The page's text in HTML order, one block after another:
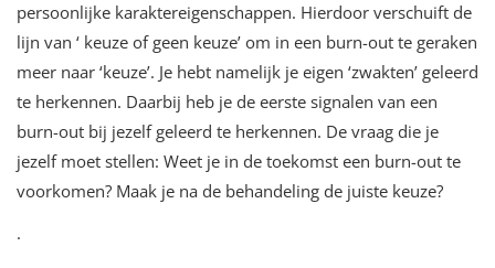
persoonlijke karaktereigenschappen. Hierdoor verschuift de
lijn van ‘ keuze of geen keuze’ om in een burn-out te geraken
meer naar ‘keuze’. Je hebt namelijk je eigen ‘zwakten’ geleerd
te herkennen. Daarbij heb je de eerste signalen van een
burn-out bij jezelf geleerd te herkennen. De vraag die je
jezelf moet stellen: Weet je in de toekomst een burn-out te
voorkomen? Maak je na de behandeling de juiste keuze?
·